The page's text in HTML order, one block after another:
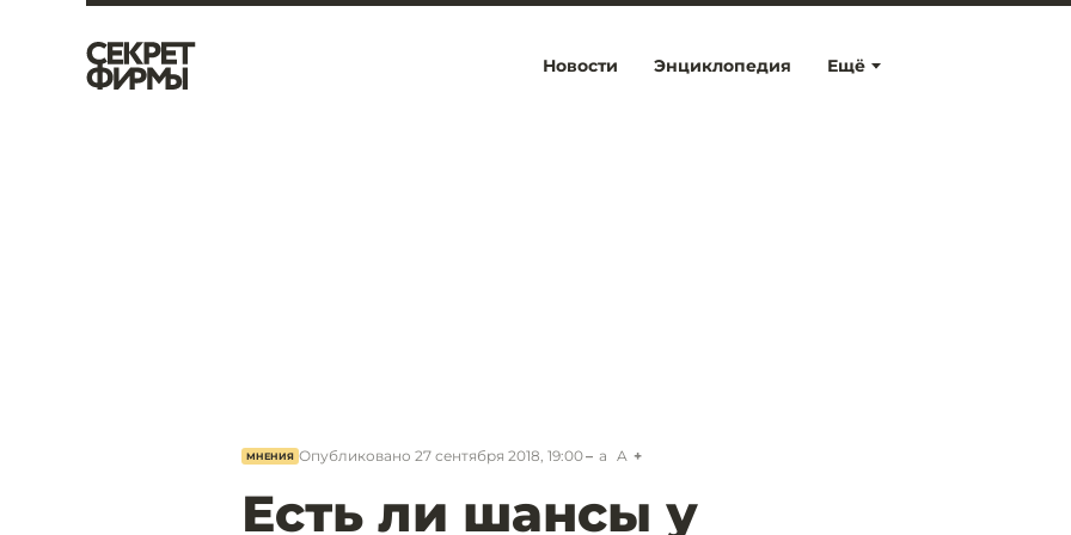
Ещё
Новости Энциклопедия
МНЕНИЯ Опубликовано 27 сентября 2018, 19:00 a A
Есть ли шансы у